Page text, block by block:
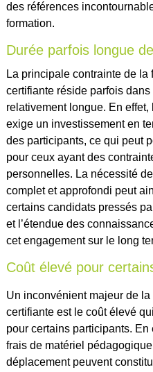
des références
formation.
Durée parfois longue
La principale contrainte de la
certifiante réside parfois
relativement longue. En
exige un investissement en
des participants, ce qui peut
pour ceux ayant des
personnelles. La nécessité
complet et approfondi peut
certains candidats pressés
et l’étendue des
cet engagement sur le long
Coût élevé pour
Un inconvénient majeur de
certifiante est le coût élevé
pour certains participants. En
frais de matériel
déplacement peuvent